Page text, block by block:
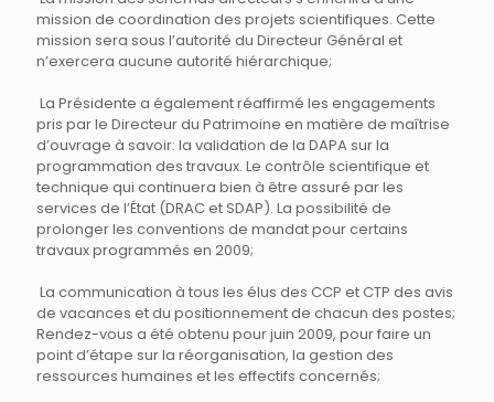
mission de coordination des projets scientifiques. Cette
mission sera sous l’autorité du Directeur Général et
n’exercera aucune autorité hiérarchique;
La Présidente a également réaffirmé les engagements
pris par le Directeur du Patrimoine en matière de maîtrise
d’ouvrage à savoir: la validation de la DAPA sur la
programmation des travaux. Le contrôle scientifique et
technique qui continuera bien à être assuré par les
services de l’État (DRAC et SDAP). La possibilité de
prolonger les conventions de mandat pour certains
travaux programmés en 2009;
La communication à tous les élus des CCP et CTP des avis
de vacances et du positionnement de chacun des postes;
Rendez-vous a été obtenu pour juin 2009, pour faire un
point d’étape sur la réorganisation, la gestion des
ressources humaines et les effectifs concernés;